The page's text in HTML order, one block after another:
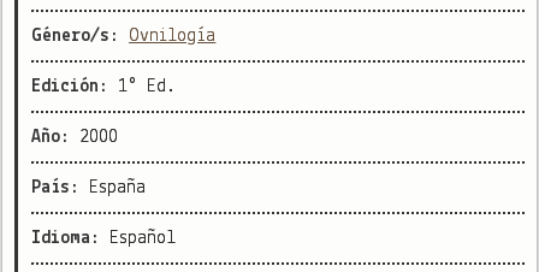
Género/s: Ovnilogía
Edición: 1° Ed.
Año: 2000
País: España
Idioma: Español